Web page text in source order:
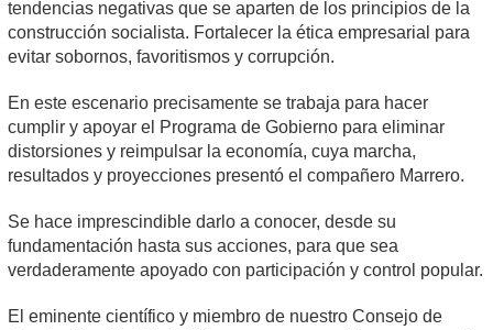
tendencias negativas que se aparten de los principios de la
construcción socialista. Fortalecer la ética empresarial para
evitar sobornos, favoritismos y corrupción.
En este escenario precisamente se trabaja para hacer
cumplir y apoyar el Programa de Gobierno para eliminar
distorsiones y reimpulsar la economía, cuya marcha,
resultados y proyecciones presentó el compañero Marrero.
Se hace imprescindible darlo a conocer, desde su
fundamentación hasta sus acciones, para que sea
verdaderamente apoyado con participación y control popular.
El eminente científico y miembro de nuestro Consejo de